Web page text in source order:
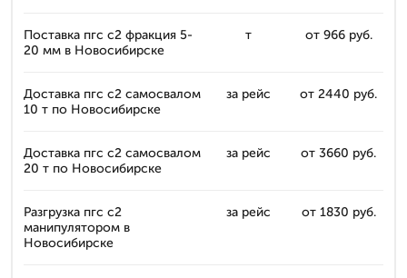
Поставка пгс с2 фракция 5-
20 мм в Новосибирске
т от 966 руб.
Доставка пгс с2 самосвалом
10 т по Новосибирске
за рейс от 2440 руб.
Доставка пгс с2 самосвалом
20 т по Новосибирске
за рейс от 3660 руб.
Разгрузка пгс с2
манипулятором в
Новосибирске
за рейс от 1830 руб.